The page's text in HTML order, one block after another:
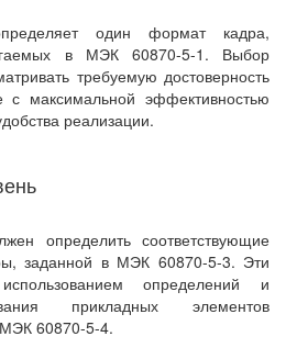
один формат кадра,
в МЭК 60870-5-1. Выбор
требуемую достоверность
с максимальной эффективностью
реализации.
определить соответствующие
заданной в МЭК 60870-5-3. Эти
определений и
прикладных элементов
60870-5-4.